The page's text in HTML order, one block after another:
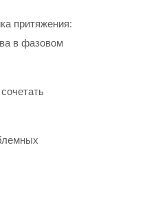
притяжения:
в фазовом